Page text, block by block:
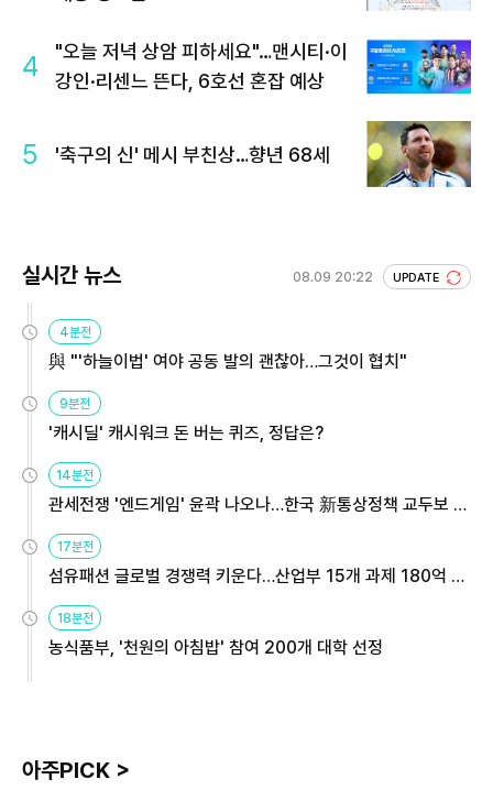
4
"오늘 저녁 상암 피하세요"…맨시티·이
강인·리센느 뜬다, 6호선 혼잡 예상
5 '축구의 신' 메시 부친상…향년 68세
실시간 뉴스 08.09 20:22 UPDATE
4분전
與 "'하늘이법' 여야 공동 발의 괜찮아…그것이 협치"
9분전
'캐시딜' 캐시워크 돈 버는 퀴즈, 정답은?
14분전
관세전쟁 '엔드게임' 윤곽 나오나…한국 新통상정책 교두보 활
용해야
17분전
섬유패션 글로벌 경쟁력 키운다…산업부 15개 과제 180억 지
원
18분전
농식품부, '천원의 아침밥' 참여 200개 대학 선정
아주PICK >